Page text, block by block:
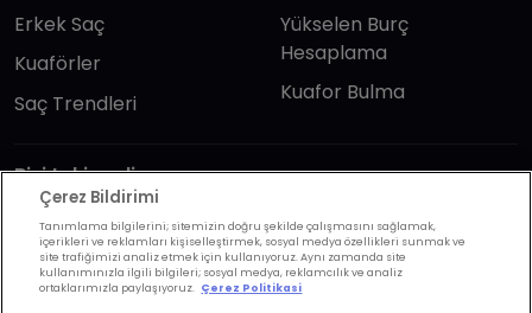
Erkek Saç
Kuaförler
Saç Trendleri
Yükselen Burç
Hesaplama
Kuafor Bulma
Bizi takip edin
Çerez Bildirimi
Tanımlama bilgilerini; sitemizin doğru şekilde çalışmasını sağlamak,
içerikleri ve reklamları kişiselleştirmek, sosyal medya özellikleri sunmak ve
site trafiğimizi analiz etmek için kullanıyoruz. Aynı zamanda site
kullanımınızla ilgili bilgileri; sosyal medya, reklamcılık ve analiz
ortaklarımızla paylaşıyoruz. Çerez Politikasi